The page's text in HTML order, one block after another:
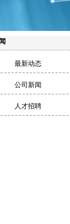
最新动态
公司新闻
人才招聘